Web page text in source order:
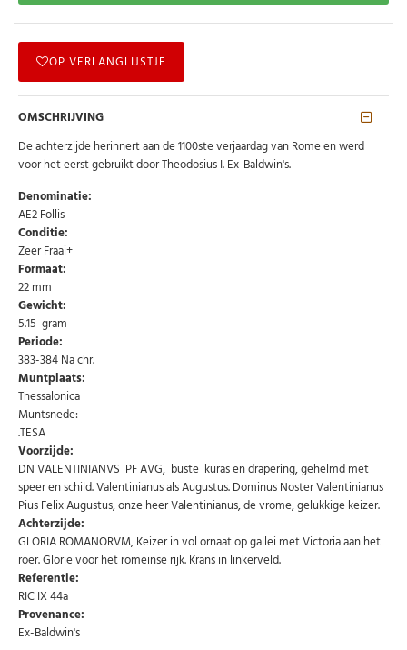
Abonneer u op onze nieuwsbrief
OP VERLANGLIJSTJE
OMSCHRIJVING
De achterzijde herinnert aan de 1100ste verjaardag van Rome en werd
voor het eerst gebruikt door Theodosius I. Ex-Baldwin's.
Denominatie:
AE2 Follis
Conditie:
Zeer Fraai+
Formaat:
22 mm
Gewicht:
5.15 gram
Periode:
383-384 Na chr.
Muntplaats:
Thessalonica
Muntsnede:
.TESA
Voorzijde:
DN VALENTINIANVS PF AVG, buste kuras en drapering, gehelmd met
speer en schild. Valentinianus als Augustus. Dominus Noster Valentinianus
Pius Felix Augustus, onze heer Valentinianus, de vrome, gelukkige keizer.
Achterzijde:
GLORIA ROMANORVM, Keizer in vol ornaat op gallei met Victoria aan het
roer. Glorie voor het romeinse rijk. Krans in linkerveld.
Referentie:
RIC IX 44a
Provenance:
Ex-Baldwin's